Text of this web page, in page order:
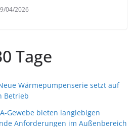
04/2026
Tage
Wärmepumpenserie setzt auf
Betrieb
Gewebe bieten langlebigen
Anforderungen im Außenbereich